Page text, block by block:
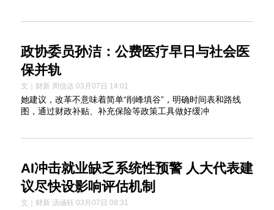
政协委员孙洁：公费医疗早日与社会医
保并轨
文｜财新 周信达 03月07日 14:01
她建议，改革不意味着简单“削峰填谷”，明确时间表和路线
图，通过财政补贴、补充保险等政策工具做好缓冲
AI冲击就业缺乏系统性预警 人大代表建
议尽快设影响评估机制
文｜财新 汤涵钰 03月07日 08:31